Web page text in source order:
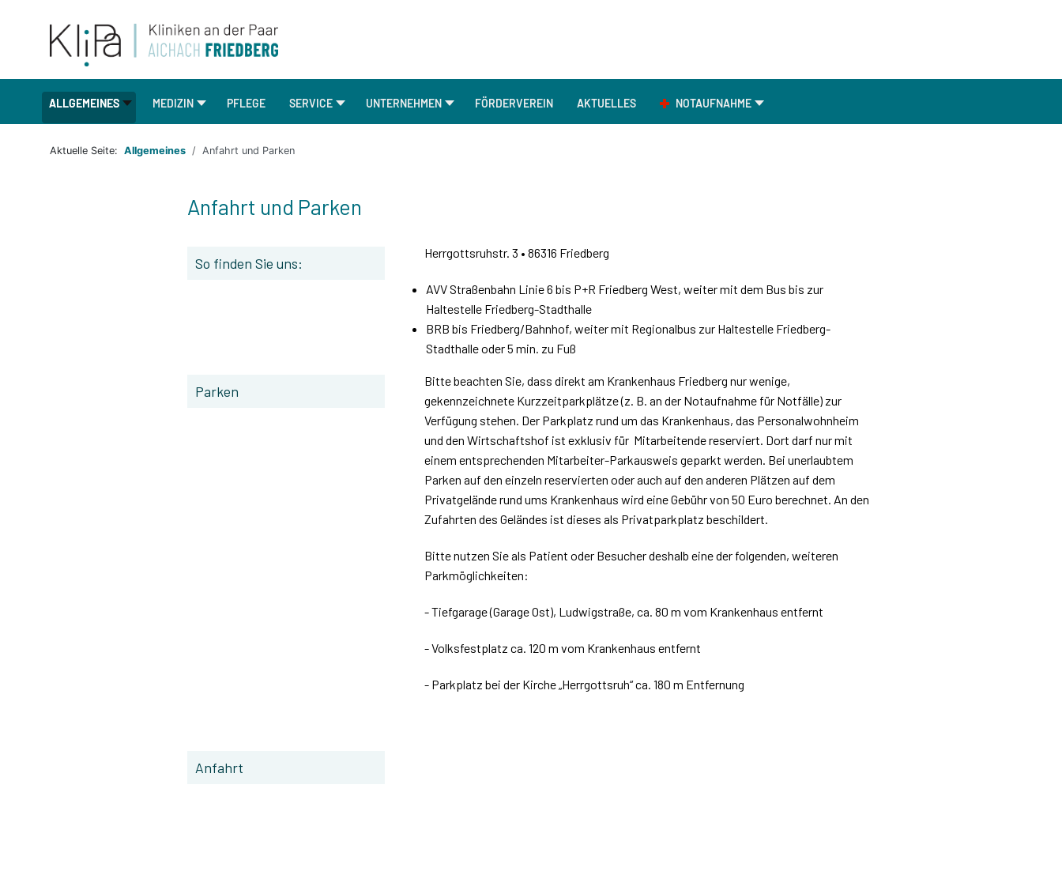
ALLGEMEINES MEDIZIN PFLEGE SERVICE UNTERNEHMEN FÖRDERVEREIN AKTUELLES NOTAUFNAHME
Aktuelle Seite: Allgemeines Anfahrt und Parken
Anfahrt und Parken
So finden Sie uns:
Herrgottsruhstr. 3 • 86316 Friedberg
AVV Straßenbahn Linie 6 bis P+R Friedberg West, weiter mit dem Bus bis zur
Haltestelle Friedberg-Stadthalle
BRB bis Friedberg/Bahnhof, weiter mit Regionalbus zur Haltestelle Friedberg-
Stadthalle oder 5 min. zu Fuß
Parken
Bitte beachten Sie, dass direkt am Krankenhaus Friedberg nur wenige,
gekennzeichnete Kurzzeitparkplätze (z. B. an der Notaufnahme für Notfälle) zur
Verfügung stehen. Der Parkplatz rund um das Krankenhaus, das Personalwohnheim
und den Wirtschaftshof ist exklusiv für Mitarbeitende reserviert. Dort darf nur mit
einem entsprechenden Mitarbeiter-Parkausweis geparkt werden. Bei unerlaubtem
Parken auf den einzeln reservierten oder auch auf den anderen Plätzen auf dem
Privatgelände rund ums Krankenhaus wird eine Gebühr von 50 Euro berechnet. An den
Zufahrten des Geländes ist dieses als Privatparkplatz beschildert.
Bitte nutzen Sie als Patient oder Besucher deshalb eine der folgenden, weiteren
Parkmöglichkeiten:
- Tiefgarage (Garage Ost), Ludwigstraße, ca. 80 m vom Krankenhaus entfernt
- Volksfestplatz ca. 120 m vom Krankenhaus entfernt
- Parkplatz bei der Kirche „Herrgottsruh“ ca. 180 m Entfernung
Anfahrt